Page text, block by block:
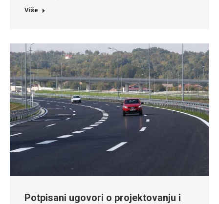
Više
Potpisani ugovori o projektovanju i